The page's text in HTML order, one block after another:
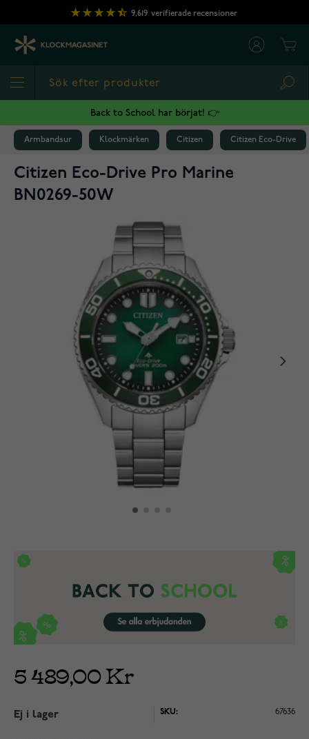
Hoppa till innehållet
9,619 verifierade recensioner
Back to School har börjat! 👉
Armbandsur Klockmärken Citizen Citizen Eco-Drive
Citizen Eco-Drive Pro Marine
BN0269-50W
5 489,00 Kr
Ej i lager SKU: 67636